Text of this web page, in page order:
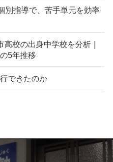
別指導で、苦手単元を効率
高校の出身中学校を分析｜
5年推移
できたのか